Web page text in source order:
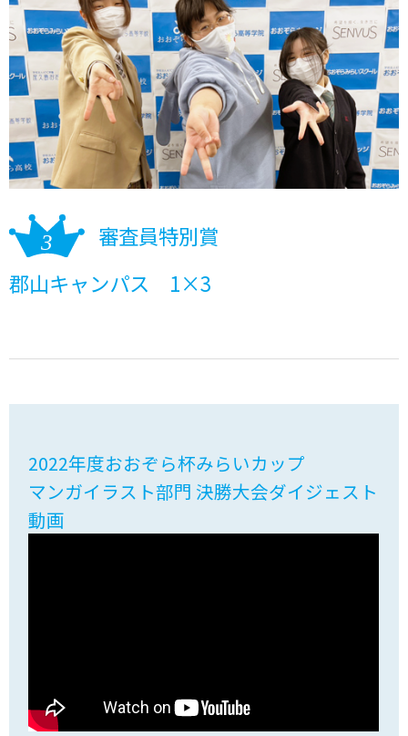
審査員特別賞
郡山キャンパス 1×3
2022年度おおぞら杯みらいカップ
マンガイラスト部門 決勝大会ダイジェスト
動画